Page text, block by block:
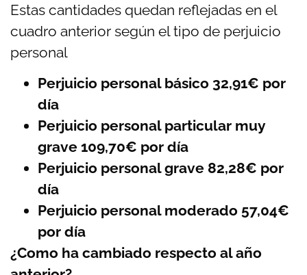
Estas cantidades quedan reflejadas en el
cuadro anterior según el tipo de perjuicio
personal
Perjuicio personal básico 32,91€ por
día
Perjuicio personal particular muy
grave 109,70€ por día
Perjuicio personal grave 82,28€ por
día
Perjuicio personal moderado 57,04€
por día
¿Como ha cambiado respecto al año